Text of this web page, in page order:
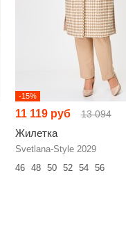
-15%
11 119 руб 13 094
Жилетка
Svetlana-Style 2029
46
48 50 52 54 56